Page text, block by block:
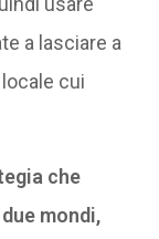
a lasciare a
cui
che
mondi,